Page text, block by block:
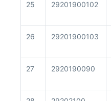
25 29201900102
26 29201900103
27 2920190090